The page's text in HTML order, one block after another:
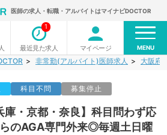
医師の求人・転職・アルバイトはマイナビDOCTOR
最近見た求人
1
マイページ MENU
非常勤(アルバイト)医師求人 大阪府
科目不問 募集停止
庫・京都・奈良】科目問わず応
のAGA専門外来◎毎週土日曜